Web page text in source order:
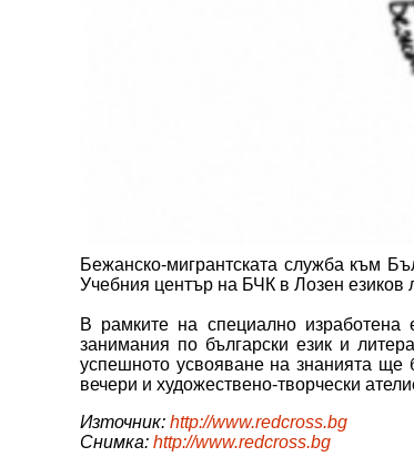
Бежанско-мигрантската служба към
Учебния център на БЧК в Лозен
В рамките на специално
занимания по български език и
успешното усвояване на знанията ще
вечери и художествено-творчески
Източник: http://www.redcross.bg
Снимка: http://www.redcross.bg